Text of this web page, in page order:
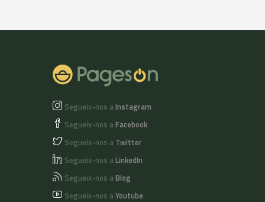
Segueix-nos aInstagram
Segueix-nos aFacebook
Segueix-nos a Twitter
Segueix-nos aLinkedIn
Segueix-nos aBlog
Segueix-nos aYoutube